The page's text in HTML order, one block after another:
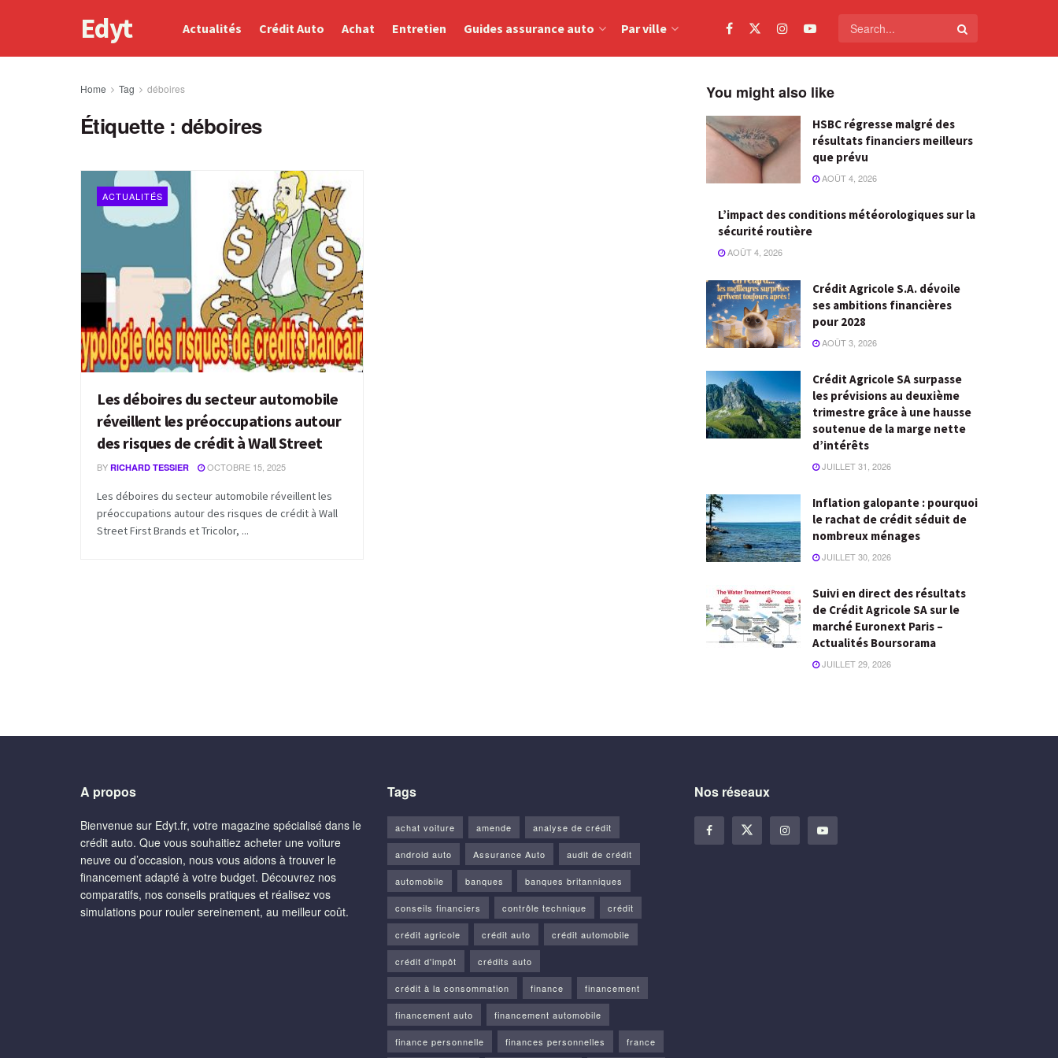
Edyt Actualités Crédit Auto Achat Entretien Guides assurance auto Par ville
Home Tag déboires
Étiquette : déboires
ACTUALITÉS
Les déboires du secteur automobile
réveillent les préoccupations autour
des risques de crédit à Wall Street
BY RICHARD TESSIER OCTOBRE 15, 2025
Les déboires du secteur automobile réveillent les
préoccupations autour des risques de crédit à Wall
Street First Brands et Tricolor, ...
You might also like
HSBC régresse malgré des
résultats financiers meilleurs
que prévu
AOÛT 4, 2026
L’impact des conditions météorologiques sur la
sécurité routière
AOÛT 4, 2026
Crédit Agricole S.A. dévoile
ses ambitions financières
pour 2028
AOÛT 3, 2026
Crédit Agricole SA surpasse
les prévisions au deuxième
trimestre grâce à une hausse
soutenue de la marge nette
d’intérêts
JUILLET 31, 2026
Inflation galopante : pourquoi
le rachat de crédit séduit de
nombreux ménages
JUILLET 30, 2026
Suivi en direct des résultats
de Crédit Agricole SA sur le
marché Euronext Paris –
Actualités Boursorama
JUILLET 29, 2026
A propos
Bienvenue sur Edyt.fr, votre magazine spécialisé dans le
crédit auto. Que vous souhaitiez acheter une voiture
neuve ou d’occasion, nous vous aidons à trouver le
financement adapté à votre budget. Découvrez nos
comparatifs, nos conseils pratiques et réalisez vos
simulations pour rouler sereinement, au meilleur coût.
Tags
achat voiture amende analyse de crédit
android auto Assurance Auto audit de crédit
automobile banques banques britanniques
conseils financiers contrôle technique crédit
crédit agricole crédit auto crédit automobile
crédit d'impôt crédits auto
crédit à la consommation finance financement
financement auto financement automobile
finance personnelle finances personnelles france
Nos réseaux